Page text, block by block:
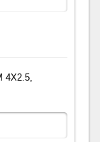
4X2.5,